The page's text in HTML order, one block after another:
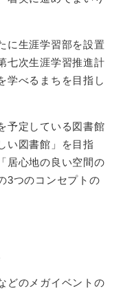
に生涯学習部を設置
七次生涯学習推進計
学べるまちを目指し
予定している図書館
い図書館」を目指
居心地の良い空間の
3つのコンセプトの
どのメガイベントの